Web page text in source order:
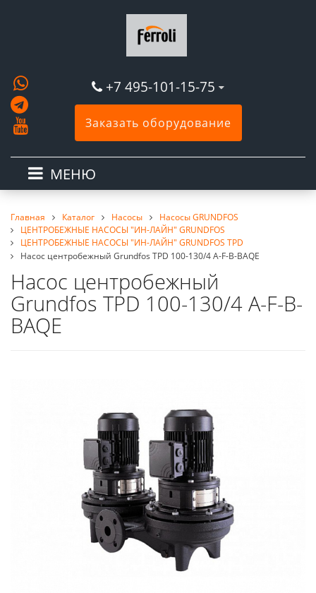
+7 495-101-15-75
Заказать оборудование
МЕНЮ
Главная Каталог Насосы
Насосы GRUNDFOS
ЦЕНТРОБЕЖНЫЕ НАСОСЫ "ИН-ЛАЙН" GRUNDFOS
ЦЕНТРОБЕЖНЫЕ НАСОСЫ "ИН-ЛАЙН" GRUNDFOS TPD
Насос центробежный Grundfos TPD 100-130/4 A-F-B-BAQE
Насос центробежный
Grundfos TPD 100-130/4 A-F-B-
BAQE